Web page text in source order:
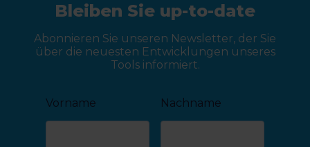
Bleiben Sie up-to-date
Abonnieren Sie unseren Newsletter, der Sie
über die neuesten Entwicklungen unseres
Tools informiert.
Vorname Nachname